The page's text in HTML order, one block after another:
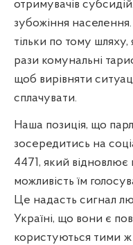
отримувачів
зубожіння населення.
тільки по тому
рази комунальні
щоб вирівняти
сплачувати.
Наша позиція, що
зосередитись на
4471, який відновлює
можливість їм
Це надасть сигнал
Україні, що вони є
користуються тими ж